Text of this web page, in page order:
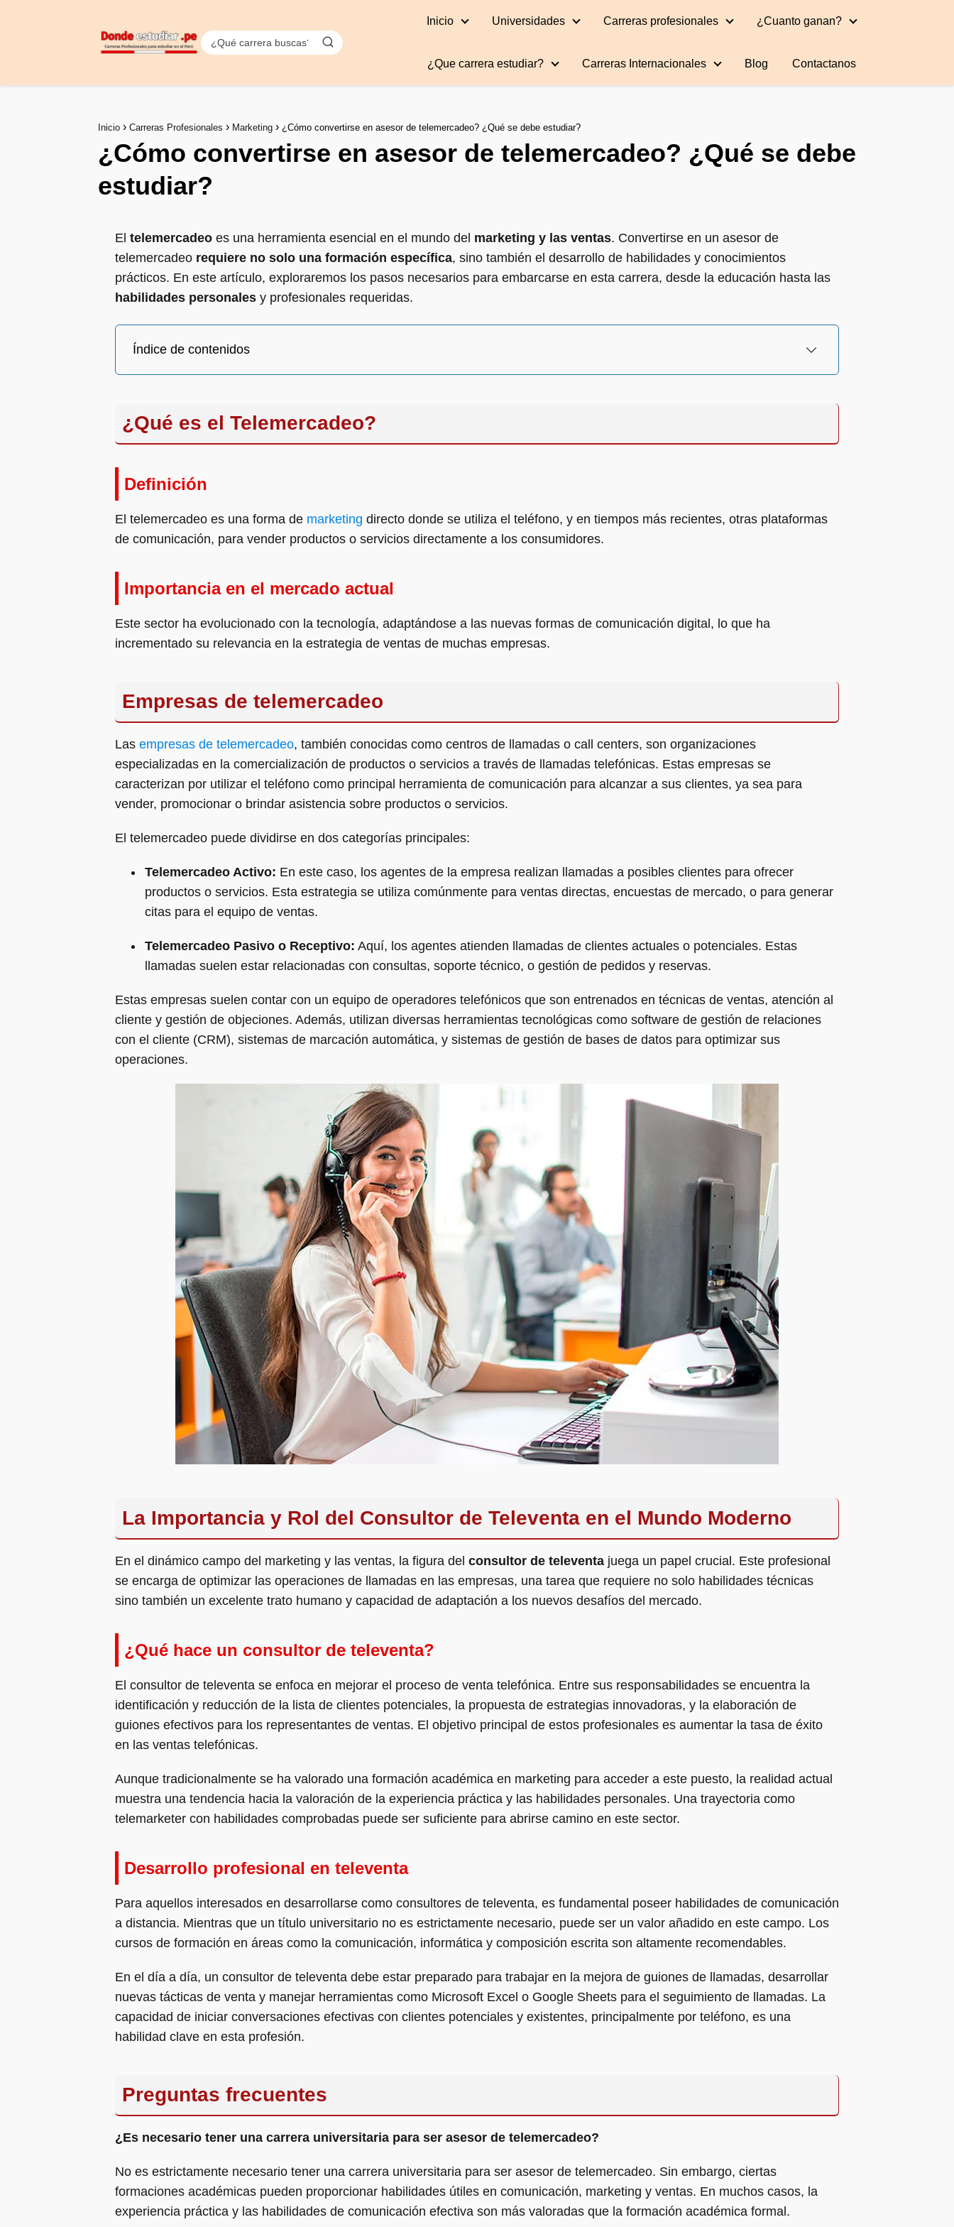
Inicio Universidades Carreras profesionales ¿Cuanto ganan?
¿Que carrera estudiar? Carreras Internacionales Blog Contactanos
Inicio Carreras Profesionales Marketing ¿Cómo convertirse en asesor de telemercadeo? ¿Qué se debe estudiar?
¿Cómo convertirse en asesor de telemercadeo? ¿Qué se debe
estudiar?
El telemercadeo es una herramienta esencial en el mundo del marketing y las ventas. Convertirse en un asesor de
telemercadeo requiere no solo una formación específica, sino también el desarrollo de habilidades y conocimientos
prácticos. En este artículo, exploraremos los pasos necesarios para embarcarse en esta carrera, desde la educación hasta las
habilidades personales y profesionales requeridas.
Índice de contenidos
¿Qué es el Telemercadeo?
Definición
El telemercadeo es una forma de marketing directo donde se utiliza el teléfono, y en tiempos más recientes, otras plataformas
de comunicación, para vender productos o servicios directamente a los consumidores.
Importancia en el mercado actual
Este sector ha evolucionado con la tecnología, adaptándose a las nuevas formas de comunicación digital, lo que ha
incrementado su relevancia en la estrategia de ventas de muchas empresas.
Empresas de telemercadeo
Las empresas de telemercadeo, también conocidas como centros de llamadas o call centers, son organizaciones
especializadas en la comercialización de productos o servicios a través de llamadas telefónicas. Estas empresas se
caracterizan por utilizar el teléfono como principal herramienta de comunicación para alcanzar a sus clientes, ya sea para
vender, promocionar o brindar asistencia sobre productos o servicios.
El telemercadeo puede dividirse en dos categorías principales:
Telemercadeo Activo: En este caso, los agentes de la empresa realizan llamadas a posibles clientes para ofrecer
productos o servicios. Esta estrategia se utiliza comúnmente para ventas directas, encuestas de mercado, o para generar
citas para el equipo de ventas.
Telemercadeo Pasivo o Receptivo: Aquí, los agentes atienden llamadas de clientes actuales o potenciales. Estas
llamadas suelen estar relacionadas con consultas, soporte técnico, o gestión de pedidos y reservas.
Estas empresas suelen contar con un equipo de operadores telefónicos que son entrenados en técnicas de ventas, atención al
cliente y gestión de objeciones. Además, utilizan diversas herramientas tecnológicas como software de gestión de relaciones
con el cliente (CRM), sistemas de marcación automática, y sistemas de gestión de bases de datos para optimizar sus
operaciones.
La Importancia y Rol del Consultor de Televenta en el Mundo Moderno
En el dinámico campo del marketing y las ventas, la figura del consultor de televenta juega un papel crucial. Este profesional
se encarga de optimizar las operaciones de llamadas en las empresas, una tarea que requiere no solo habilidades técnicas
sino también un excelente trato humano y capacidad de adaptación a los nuevos desafíos del mercado.
¿Qué hace un consultor de televenta?
El consultor de televenta se enfoca en mejorar el proceso de venta telefónica. Entre sus responsabilidades se encuentra la
identificación y reducción de la lista de clientes potenciales, la propuesta de estrategias innovadoras, y la elaboración de
guiones efectivos para los representantes de ventas. El objetivo principal de estos profesionales es aumentar la tasa de éxito
en las ventas telefónicas.
Aunque tradicionalmente se ha valorado una formación académica en marketing para acceder a este puesto, la realidad actual
muestra una tendencia hacia la valoración de la experiencia práctica y las habilidades personales. Una trayectoria como
telemarketer con habilidades comprobadas puede ser suficiente para abrirse camino en este sector.
Desarrollo profesional en televenta
Para aquellos interesados en desarrollarse como consultores de televenta, es fundamental poseer habilidades de comunicación
a distancia. Mientras que un título universitario no es estrictamente necesario, puede ser un valor añadido en este campo. Los
cursos de formación en áreas como la comunicación, informática y composición escrita son altamente recomendables.
En el día a día, un consultor de televenta debe estar preparado para trabajar en la mejora de guiones de llamadas, desarrollar
nuevas tácticas de venta y manejar herramientas como Microsoft Excel o Google Sheets para el seguimiento de llamadas. La
capacidad de iniciar conversaciones efectivas con clientes potenciales y existentes, principalmente por teléfono, es una
habilidad clave en esta profesión.
Preguntas frecuentes
¿Es necesario tener una carrera universitaria para ser asesor de telemercadeo?
No es estrictamente necesario tener una carrera universitaria para ser asesor de telemercadeo. Sin embargo, ciertas
formaciones académicas pueden proporcionar habilidades útiles en comunicación, marketing y ventas. En muchos casos, la
experiencia práctica y las habilidades de comunicación efectiva son más valoradas que la formación académica formal.